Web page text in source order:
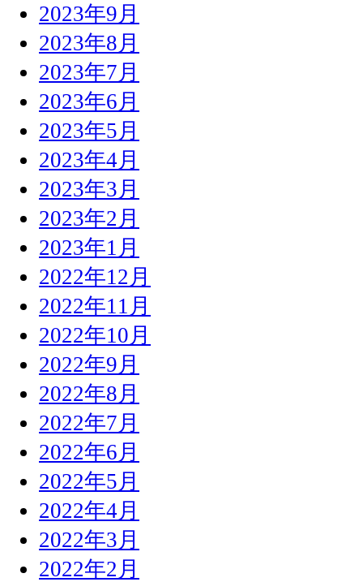
2023年9月
2023年8月
2023年7月
2023年6月
2023年5月
2023年4月
2023年3月
2023年2月
2023年1月
2022年12月
2022年11月
2022年10月
2022年9月
2022年8月
2022年7月
2022年6月
2022年5月
2022年4月
2022年3月
2022年2月